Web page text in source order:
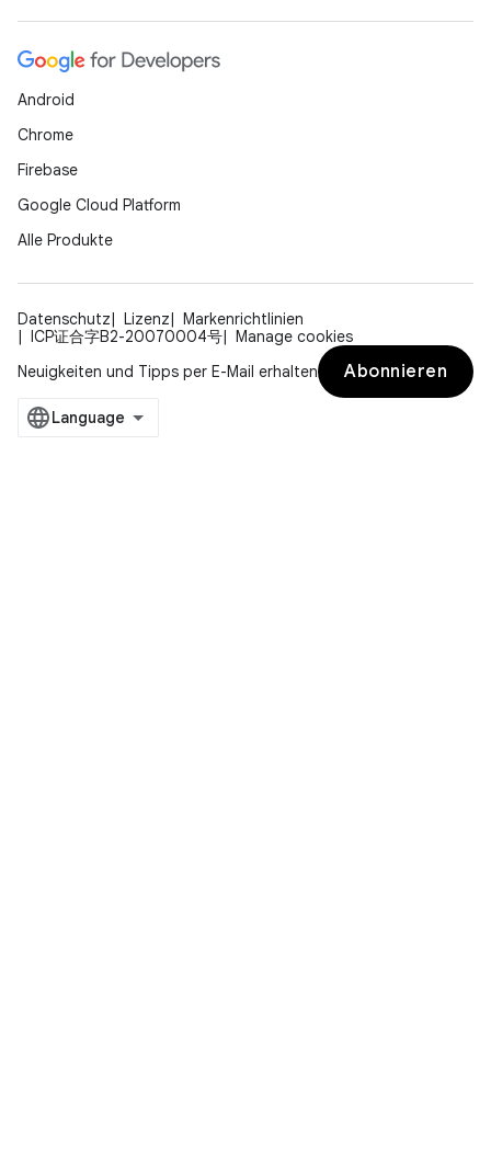
Android
Chrome
Firebase
Google Cloud Platform
Alle Produkte
Datenschutz Lizenz
Markenrichtlinien
ICP证合字B2-20070004号
Manage cookies
Neuigkeiten und Tipps per E-Mail erhalten
Abonnieren